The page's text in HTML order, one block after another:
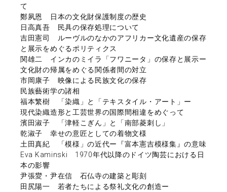
て
鄭夙恩 日本の文化財保護制度の歴史
日高真吾 民具の保存処理について
吉田憲司 ルーヴルのなかのアフリカー文化遺産の保存
と展示をめぐるポリティクス
関雄二 インカのミイラ「フワニータ」の保存と展示ー
文化財の帰属をめぐる関係者間の対立
市岡康子 映像による民族文化の保存
民族藝術学の諸相
福本繁樹 「染織」と「テキスタイル・アート」ー
現代染織造形と工芸世界の国際間相違をめぐって
濱田淑子 「津軽こぎん」と「南部菱刺し」
乾淑子 幸せの意匠としての着物文様
土田真紀 「模様」の近代ー『富本憲吉模様集』の意味
Eva Kaminski 1970年代以降のドイツ陶芸における日
本の影響
尹張夑・尹在信 石仏寺の建築と彫刻
田尻陽一 若者たちによる祭礼文化の創造ー